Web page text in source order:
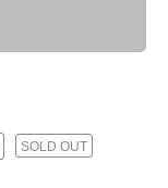
SOLD OUT